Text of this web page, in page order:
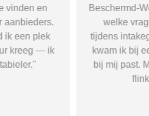
wist ik precies
ik moest stellen
Daardoor
die echt
zelfstandigheid is
stress